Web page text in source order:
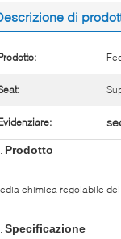
di
Prodotto
chimica regolabile
Specificazione